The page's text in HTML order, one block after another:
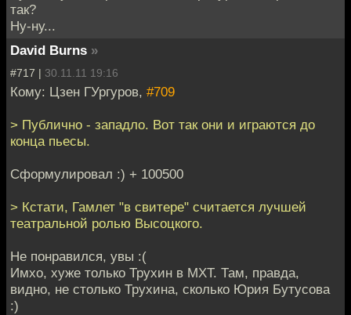
так?
Ну-ну...
David Burns »
#717 | 30.11.11 19:16
Кому: Цзен ГУргуров, #709
> Публично - западло. Вот так они и играются до
конца пьесы.
Сформулировал :) + 100500
> Кстати, Гамлет "в свитере" считается лучшей
театральной ролью Высоцкого.
Не понравился, увы :(
Имхо, хуже только Трухин в МХТ. Там, правда,
видно, не столько Трухина, сколько Юрия Бутусова
:)